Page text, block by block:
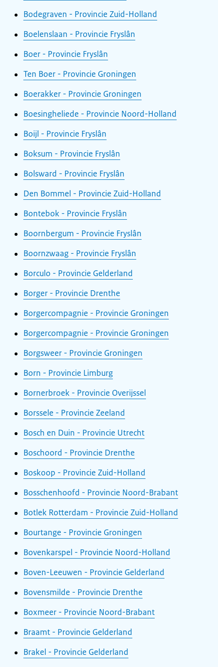
Bodegraven - Provincie Zuid-Holland
Boelenslaan - Provincie Fryslân
Boer - Provincie Fryslân
Ten Boer - Provincie Groningen
Boerakker - Provincie Groningen
Boesingheliede - Provincie Noord-Holland
Boijl - Provincie Fryslân
Boksum - Provincie Fryslân
Bolsward - Provincie Fryslân
Den Bommel - Provincie Zuid-Holland
Bontebok - Provincie Fryslân
Boornbergum - Provincie Fryslân
Boornzwaag - Provincie Fryslân
Borculo - Provincie Gelderland
Borger - Provincie Drenthe
Borgercompagnie - Provincie Groningen
Borgercompagnie - Provincie Groningen
Borgsweer - Provincie Groningen
Born - Provincie Limburg
Bornerbroek - Provincie Overijssel
Borssele - Provincie Zeeland
Bosch en Duin - Provincie Utrecht
Boschoord - Provincie Drenthe
Boskoop - Provincie Zuid-Holland
Bosschenhoofd - Provincie Noord-Brabant
Botlek Rotterdam - Provincie Zuid-Holland
Bourtange - Provincie Groningen
Bovenkarspel - Provincie Noord-Holland
Boven-Leeuwen - Provincie Gelderland
Bovensmilde - Provincie Drenthe
Boxmeer - Provincie Noord-Brabant
Braamt - Provincie Gelderland
Brakel - Provincie Gelderland